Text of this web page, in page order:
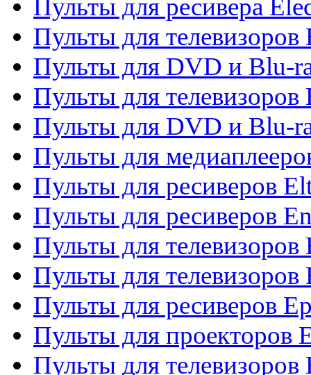
Пульты для ресивера
Пульты для телевизоров
Пульты для DVD и Blu-
Пульты для телевизоров
Пульты для DVD и Blu-
Пульты для
Пульты для ресиверов
Пульты для ресиверов
Пульты для телевизоров
Пульты для телевизоров
Пульты для ресиверов
Пульты для проекторов
Пульты для телевизоров